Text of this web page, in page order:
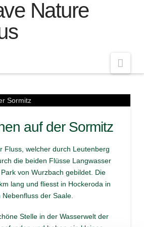
auf der Sormitz
Fluss, welcher durch Leutenberg
die beiden Flüsse Langwasser
von Wurzbach gebildet. Die
lang und fliesst in Hockeroda in
der Saale.
Stelle in der Wasserwelt der